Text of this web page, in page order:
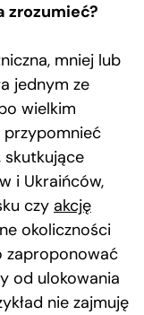
zrozumieć?
mniej lub
jednym ze
wielkim
skutkujące
i Ukraińców,
czy akcję
okoliczności
zaproponować
od ulokowania
nie zajmuję